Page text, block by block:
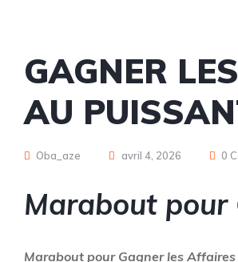
GAGNER
AU
Oba_aze avril 4, 2026 0
Marabout pour
Marabout pour Gagner les